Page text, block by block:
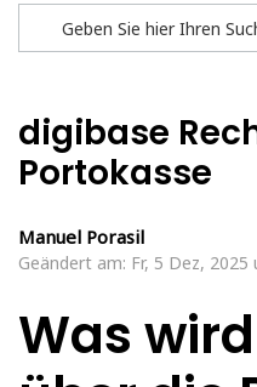
digibase
Portokasse
Manuel Porasil
Geändert am: Fr, 5 Dez, 2025
Was